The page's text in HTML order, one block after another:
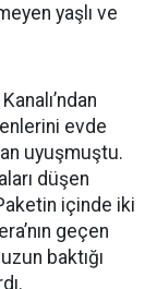
yaşlı ve
evde
uyuşmuştu.
düşen
içinde iki
geçen
baktığı